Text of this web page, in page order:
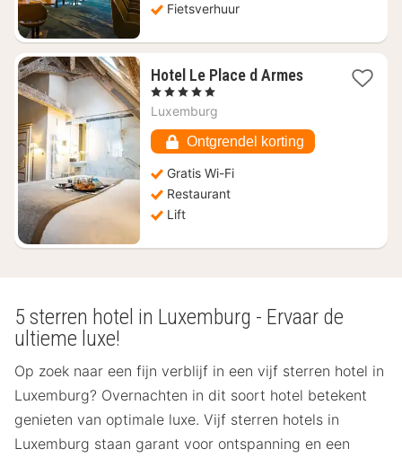
Fietsverhuur
Hotel Le Place d Armes1
270,06
, 5 Sterren
Luxemburg
Ontgrendel korting
Gratis Wi-Fi
Restaurant
Lift
5 sterren hotel in Luxemburg - Ervaar de
ultieme luxe!
Op zoek naar een fijn verblijf in een vijf sterren hotel in
Luxemburg? Overnachten in dit soort hotel betekent
genieten van optimale luxe. Vijf sterren hotels in
Luxemburg staan garant voor ontspanning en een